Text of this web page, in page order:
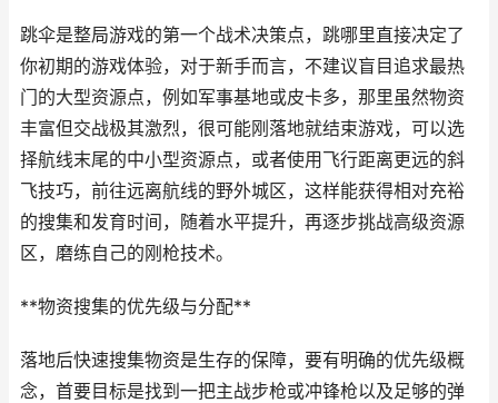
跳伞是整局游戏的第一个战术决策点，跳哪里直接决定了
你初期的游戏体验，对于新手而言，不建议盲目追求最热
门的大型资源点，例如军事基地或皮卡多，那里虽然物资
丰富但交战极其激烈，很可能刚落地就结束游戏，可以选
择航线末尾的中小型资源点，或者使用飞行距离更远的斜
飞技巧，前往远离航线的野外城区，这样能获得相对充裕
的搜集和发育时间，随着水平提升，再逐步挑战高级资源
区，磨练自己的刚枪技术。
**物资搜集的优先级与分配**
落地后快速搜集物资是生存的保障，要有明确的优先级概
念，首要目标是找到一把主战步枪或冲锋枪以及足够的弹